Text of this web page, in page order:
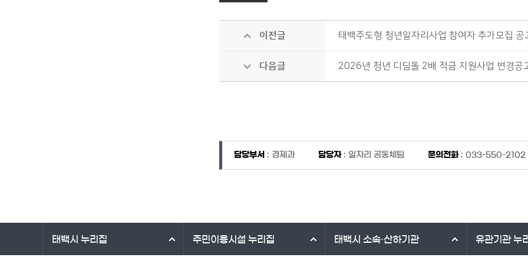
이전글 태백주도형 청년일자리사업 참여자 추가모집 공
다음글 2026년 청년 디딤돌 2배 적금 지원사업 변경공
담당자 정보
담당부서 : 경제과 담당자: 일자리 공동체팀 문의전화: 033-550-2102
태백시 누리집 주민이용시설 누리집 태백시 소속·산하기관 유관기관누